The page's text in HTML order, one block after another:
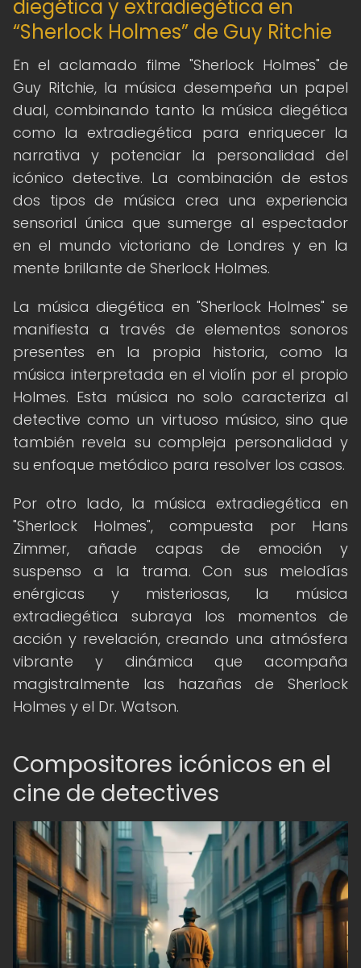
diegética y extradiegética en
“Sherlock Holmes” de Guy Ritchie
En el aclamado filme "Sherlock Holmes" de
Guy Ritchie, la música desempeña un papel
dual, combinando tanto la música diegética
como la extradiegética para enriquecer la
narrativa y potenciar la personalidad del
icónico detective. La combinación de estos
dos tipos de música crea una experiencia
sensorial única que sumerge al espectador
en el mundo victoriano de Londres y en la
mente brillante de Sherlock Holmes.
La música diegética en "Sherlock Holmes" se
manifiesta a través de elementos sonoros
presentes en la propia historia, como la
música interpretada en el violín por el propio
Holmes. Esta música no solo caracteriza al
detective como un virtuoso músico, sino que
también revela su compleja personalidad y
su enfoque metódico para resolver los casos.
Por otro lado, la música extradiegética en
"Sherlock Holmes", compuesta por Hans
Zimmer, añade capas de emoción y
suspenso a la trama. Con sus melodías
enérgicas y misteriosas, la música
extradiegética subraya los momentos de
acción y revelación, creando una atmósfera
vibrante y dinámica que acompaña
magistralmente las hazañas de Sherlock
Holmes y el Dr. Watson.
Compositores icónicos en el
cine de detectives